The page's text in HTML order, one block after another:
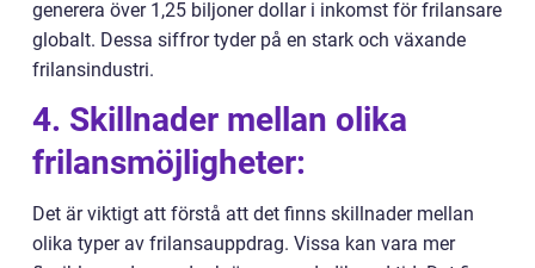
generera över 1,25 biljoner dollar i inkomst för frilansare
globalt. Dessa siffror tyder på en stark och växande
frilansindustri.
4. Skillnader mellan olika
frilansmöjligheter:
Det är viktigt att förstå att det finns skillnader mellan
olika typer av frilansauppdrag. Vissa kan vara mer